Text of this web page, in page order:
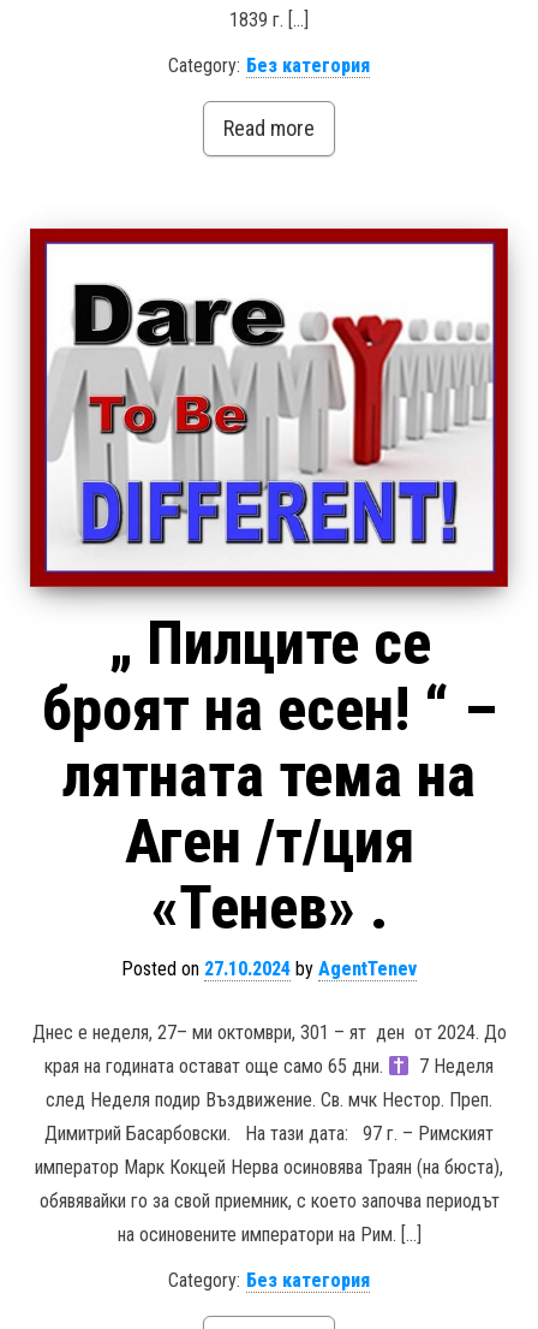
1839 г. […]
Category: Без категория
Read more
„ Пилците се
броят на есен! “ –
лятната тема на
Аген /т/ция
«Тенев» .
Posted on 27.10.2024 by AgentTenev
Днес е неделя, 27– ми октомври, 301 – ят ден от 2024. До
края на годината остават още само 65 дни.
7 Неделя
след Неделя подир Въздвижение. Св. мчк Нестор. Преп.
Димитрий Басарбовски. На тази дата: 97 г. – Римският
император Марк Кокцей Нерва осиновява Траян (на бюста),
обявявайки го за свой приемник, с което започва периодът
на осиновените императори на Рим. […]
Category: Без категория